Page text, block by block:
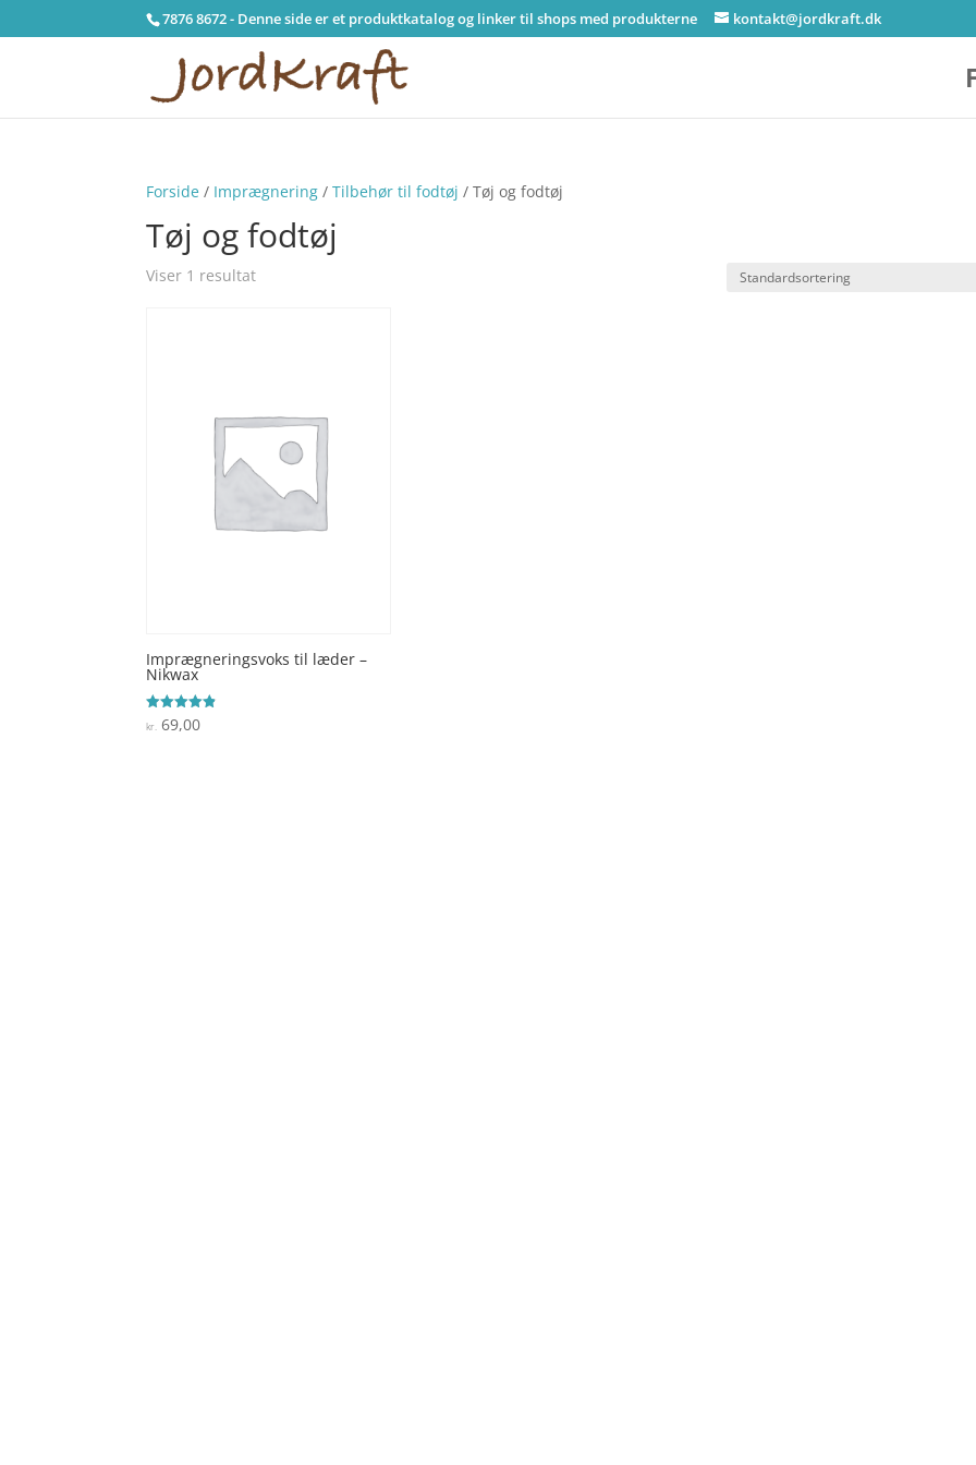
7876 8672 - Denne side er et produktkatalog og linker til shops med produkterne kontakt@jordkraft.dk
Forside / Imprægnering /Tilbehør til fodtøj / Tøj og fodtøj
Tøj og fodtøj
Viser 1 resultat
Imprægneringsvoks til læder –
Nikwax
Vurderet
4.8
kr. 69,00